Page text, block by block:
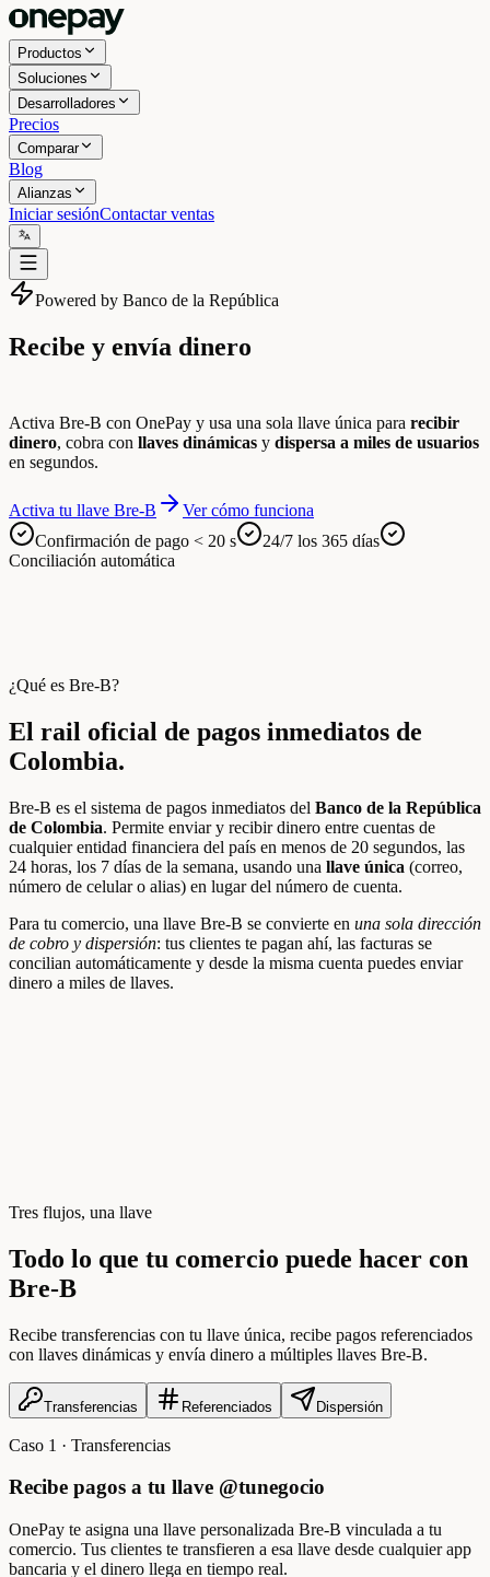
Productos
Soluciones
Desarrolladores
Precios
Comparar
Blog
Alianzas
Iniciar sesiónContactar ventas
Powered by Banco de la República
Recibe y envía dinero
Activa Bre-B con OnePay y usa una sola llave única para recibir
dinero, cobra con llaves dinámicas y dispersa a miles de usuarios
en segundos.
Activa tu llave Bre-B
Ver cómo funciona
Confirmación de pago < 20 s
24/7 los 365 días
Conciliación automática
¿Qué es Bre-B?
El rail oficial de pagos inmediatos de
Colombia.
Bre-B es el sistema de pagos inmediatos del Banco de la República
de Colombia. Permite enviar y recibir dinero entre cuentas de
cualquier entidad financiera del país en menos de 20 segundos, las
24 horas, los 7 días de la semana, usando una llave única (correo,
número de celular o alias) en lugar del número de cuenta.
Para tu comercio, una llave Bre-B se convierte en una sola dirección
de cobro y dispersión: tus clientes te pagan ahí, las facturas se
concilian automáticamente y desde la misma cuenta puedes enviar
dinero a miles de llaves.
Tres flujos, una llave
Todo lo que tu comercio puede hacer con
Bre-B
Recibe transferencias con tu llave única, recibe pagos referenciados
con llaves dinámicas y envía dinero a múltiples llaves Bre-B.
Transferencias Referenciados Dispersión
Caso 1 · Transferencias
Recibe pagos a tu llave @tunegocio
OnePay te asigna una llave personalizada Bre-B vinculada a tu
comercio. Tus clientes te transfieren a esa llave desde cualquier app
bancaria y el dinero llega en tiempo real.